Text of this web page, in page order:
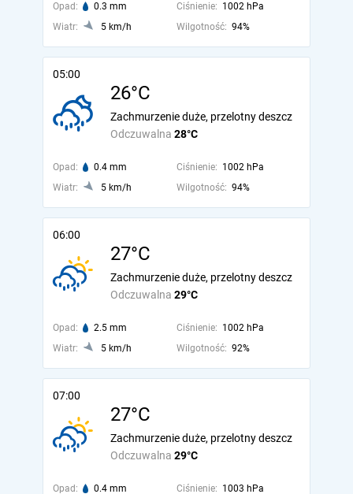
Opad: 0.3 mm Ciśnienie: 1002 hPa
Wiatr:
5 km/h Wilgotność: 94%
05:00
26°C
Odczuwalna 28°C
Zachmurzenie duże, przelotny deszcz
Opad: 0.4 mm Ciśnienie: 1002 hPa
Wiatr:
5 km/h Wilgotność: 94%
06:00
27°C
Odczuwalna 29°C
Zachmurzenie duże, przelotny deszcz
Opad: 2.5 mm Ciśnienie: 1002 hPa
Wiatr:
5 km/h Wilgotność: 92%
07:00
27°C
Odczuwalna 29°C
Zachmurzenie duże, przelotny deszcz
Opad: 0.4 mm Ciśnienie: 1003 hPa